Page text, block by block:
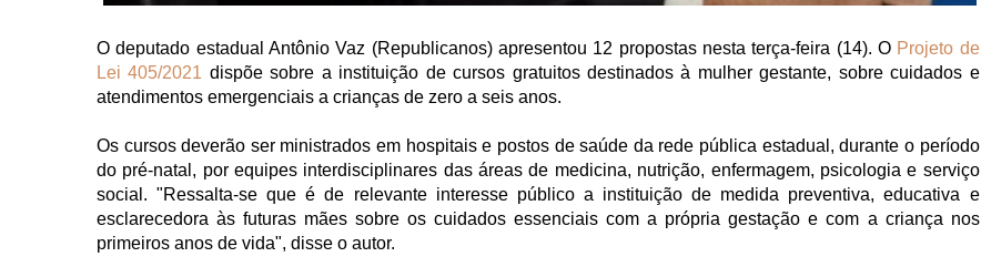
O deputado estadual AntônioVaz (Republicanos) apresentou 12 propostas nesta terça-feira (14). O Projeto de
Lei 405/2021 dispõe sobre a instituição de cursos gratuitos destinados à mulher gestante, sobre cuidados e
atendimentos emergenciais a crianças de zero a seis anos.
Os cursos deverão ser ministrados em hospitais e postos de saúde da rede pública estadual, durante o período
do pré-natal, por equipes interdisciplinares das áreas de medicina, nutrição, enfermagem, psicologia e serviço
social. "Ressalta-se que é de relevante interesse público a instituição de medida preventiva, educativa e
esclarecedora às futuras mães sobre os cuidados essenciais com a própria gestação e com a criança nos
primeiros anos de vida", disse o autor.